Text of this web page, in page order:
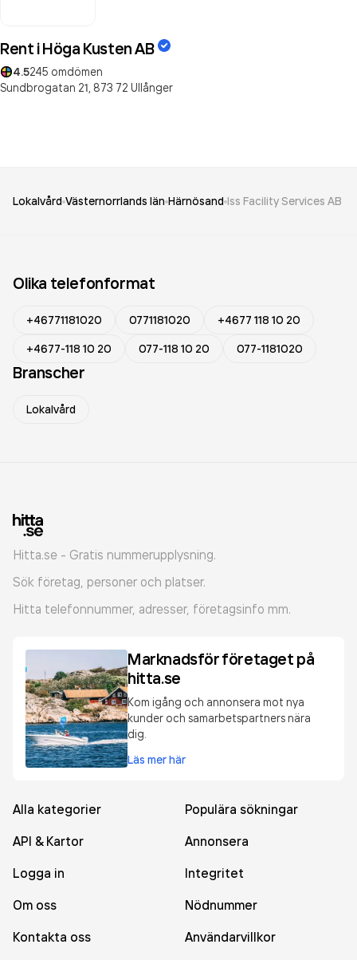
Rent i Höga Kusten AB
4.5245 omdömen
Sundbrogatan 21, 873 72 Ullånger
Lokalvård Västernorrlands län Härnösand Iss Facility Services AB
Olika telefonformat
+46771181020 0771181020
+4677 118 10 20
+4677-118 10 20
077-118 10 20 077-1181020
Branscher
Lokalvård
Hitta.se - Gratis nummerupplysning.
Sök företag, personer och platser.
Hitta telefonnummer, adresser, företagsinfo mm.
Marknadsför företaget på
hitta.se
Kom igång och annonsera mot nya
kunder och samarbetspartners nära
dig.
Läs mer här
Alla kategorier
Populära sökningar
API & Kartor
Annonsera
Logga in
Integritet
Om oss
Nödnummer
Kontakta oss
Användarvillkor